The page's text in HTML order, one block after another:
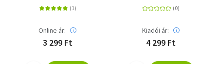
Online ár:
3 299 Ft
Kiadói ár:
4 299 Ft